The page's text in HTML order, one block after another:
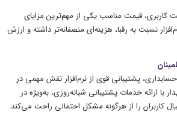
کاربری، قیمت مناسب یکی از مهم‌ترین مزایای
نسبت به رقبا، هزینه‌ای منصفانه‌تر داشته و ارزش
پشتیبانی قوی از نرم‌افزار نقش مهمی در
با ارائه خدمات پشتیبانی شبانه‌روزی، به‌ویژه در
کاربران را از هرگونه مشکل احتمالی راحت می‌کند.